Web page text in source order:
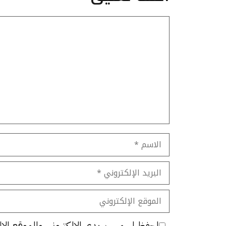
الاسم
البريد
الإلكتروني
الموقع
الإلكتروني